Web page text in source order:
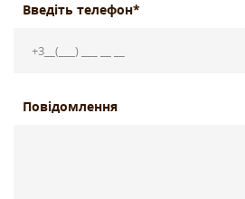
Введіть телефон*
Повідомлення